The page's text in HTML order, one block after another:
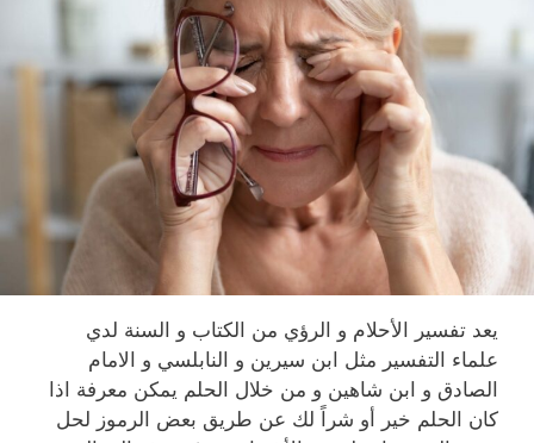
يعد تفسير الأحلام و الرؤي من الكتاب و السنة لدي
علماء التفسير مثل ابن سيرين و النابلسي و الامام
الصادق و ابن شاهين و من خلال الحلم يمكن معرفة اذا
كان الحلم خير أو شراً لك عن طريق بعض الرموز لحل